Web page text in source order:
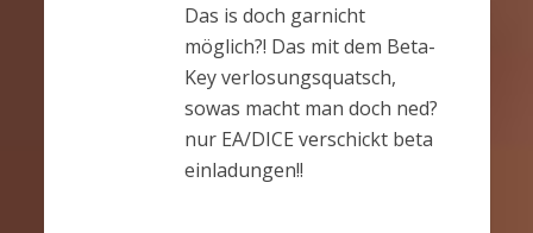
Das is doch garnicht
möglich?! Das mit dem Beta-
Key verlosungsquatsch,
sowas macht man doch ned?
nur EA/DICE verschickt beta
einladungen!!